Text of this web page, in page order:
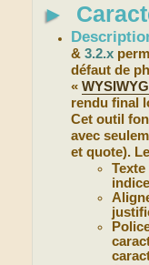
►
&3.2.x
défaut de
«WYSIWYG
rendu final
Cet outil
avec
et quote).